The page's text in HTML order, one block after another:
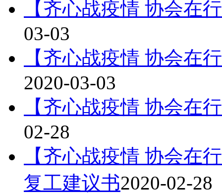
【齐心战疫情 协会在
03-03
【齐心战疫情 协会在
2020-03-03
【齐心战疫情 协会在
02-28
【齐心战疫情 协会在
复工建议书2020-02-28